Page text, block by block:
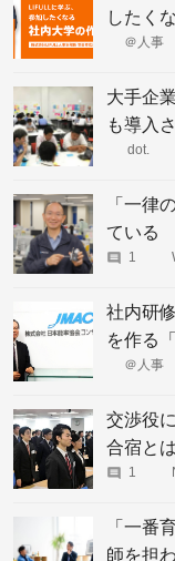
したく
＠人事
大手企
も導入
dot.
「一律
ている
1
社内研
を作る
＠人事
交渉役
合宿とは
1
「一番
師を担